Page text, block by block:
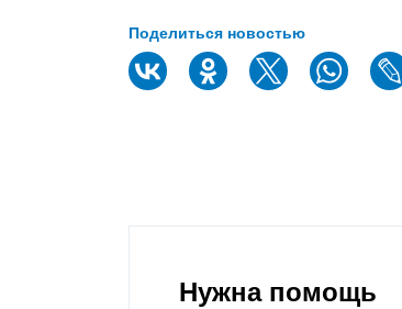
Поделиться новостью
Нужна помощь